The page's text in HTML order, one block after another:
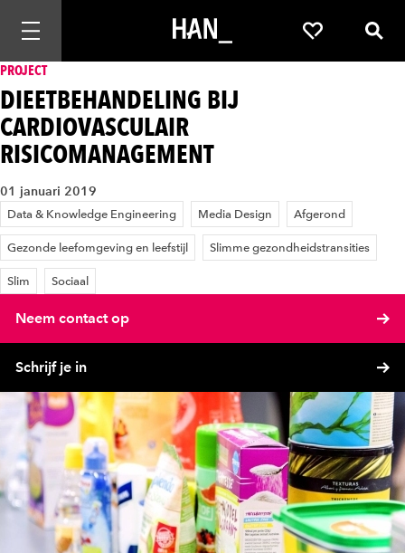
Mobiele navigatie openen Favorieten
PROJECT
DIEETBEHANDELING BIJ
CARDIOVASCULAIR
RISICOMANAGEMENT
01 januari 2019
Data & Knowledge Engineering Media Design Afgerond
Gezonde leefomgeving en leefstijl Slimme gezondheidstransities
Slim Sociaal
Neem contact op
Schrijf je in